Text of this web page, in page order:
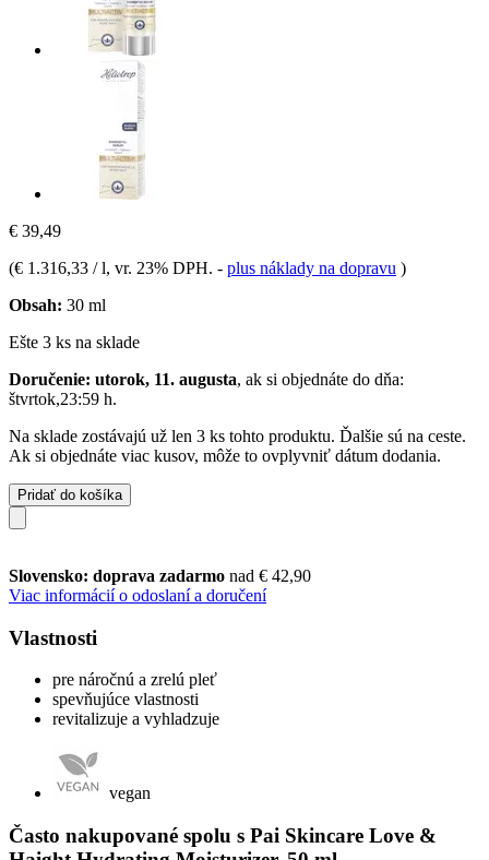
€ 39,49
(€ 1.316,33 / l, vr. 23% DPH. - plus náklady na dopravu )
Obsah: 30 ml
Ešte 3 ks na sklade
Doručenie: utorok, 11. augusta, ak si objednáte do dňa:
štvrtok,23:59 h.
Na sklade zostávajú už len 3 ks tohto produktu. Ďalšie sú na ceste.
Ak si objednáte viac kusov, môže to ovplyvniť dátum dodania.
Pridať do košíka
Slovensko: doprava zadarmo nad € 42,90
Viac informácií o odoslaní a doručení
Vlastnosti
pre náročnú a zrelú pleť
spevňujúce vlastnosti
revitalizuje a vyhladzuje
vegan
Často nakupované spolu s Pai Skincare Love &